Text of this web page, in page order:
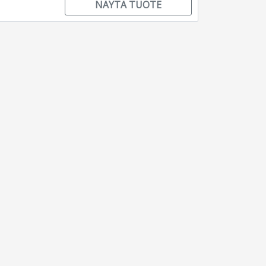
NÄYTÄ TUOTE